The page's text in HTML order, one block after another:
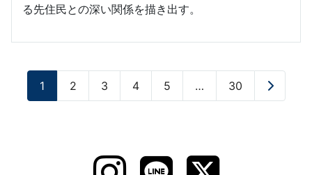
る先住民との深い関係を描き出す。
1 2 3 4 5 … 30 »